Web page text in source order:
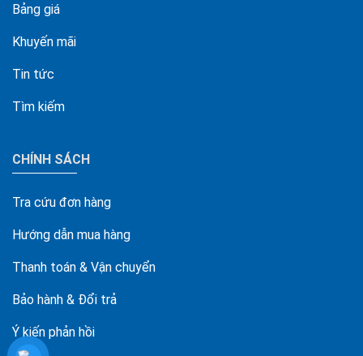
Bảng giá
Khuyến mãi
Tin tức
Tìm kiếm
CHÍNH SÁCH
Tra cứu đơn hàng
Hướng dẫn mua hàng
Thanh toán & Vận chuyển
Bảo hành & Đổi trả
Ý kiến phản hồi